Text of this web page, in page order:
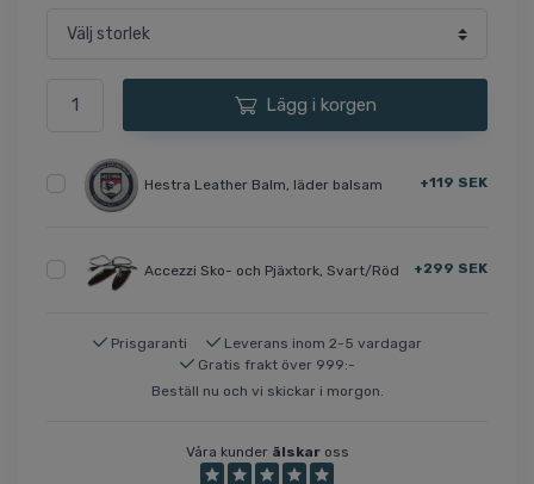
Lägg i korgen
Hestra Leather Balm, läder balsam +119 SEK
Accezzi Sko- och Pjäxtork, Svart/Röd +299 SEK
Prisgaranti
Leverans inom 2-5 vardagar
Gratis frakt över 999:-
Beställ nu och vi skickar i morgon.
Våra kunder älskaross